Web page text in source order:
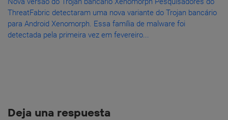
ThreatFabric detectaram uma nova variante do Trojan bancário
para Android Xenomorph. Essa família de malware foi
detectada pela primeira vez em fevereiro...
Deja una respuesta